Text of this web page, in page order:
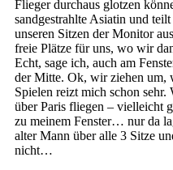
Flieger durchaus glotzen
sandgestrahlte Asiatin und
unseren Sitzen der Monitor
freie Plätze für uns, wo wir
Echt, sage ich, auch am
der Mitte. Ok, wir ziehen um,
Spielen reizt mich schon sehr.
über Paris fliegen – vielleicht
zu meinem Fenster… nur da
alter Mann über alle 3 Sitze
nicht…